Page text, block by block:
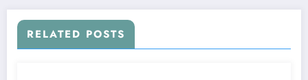
RELATED POSTS